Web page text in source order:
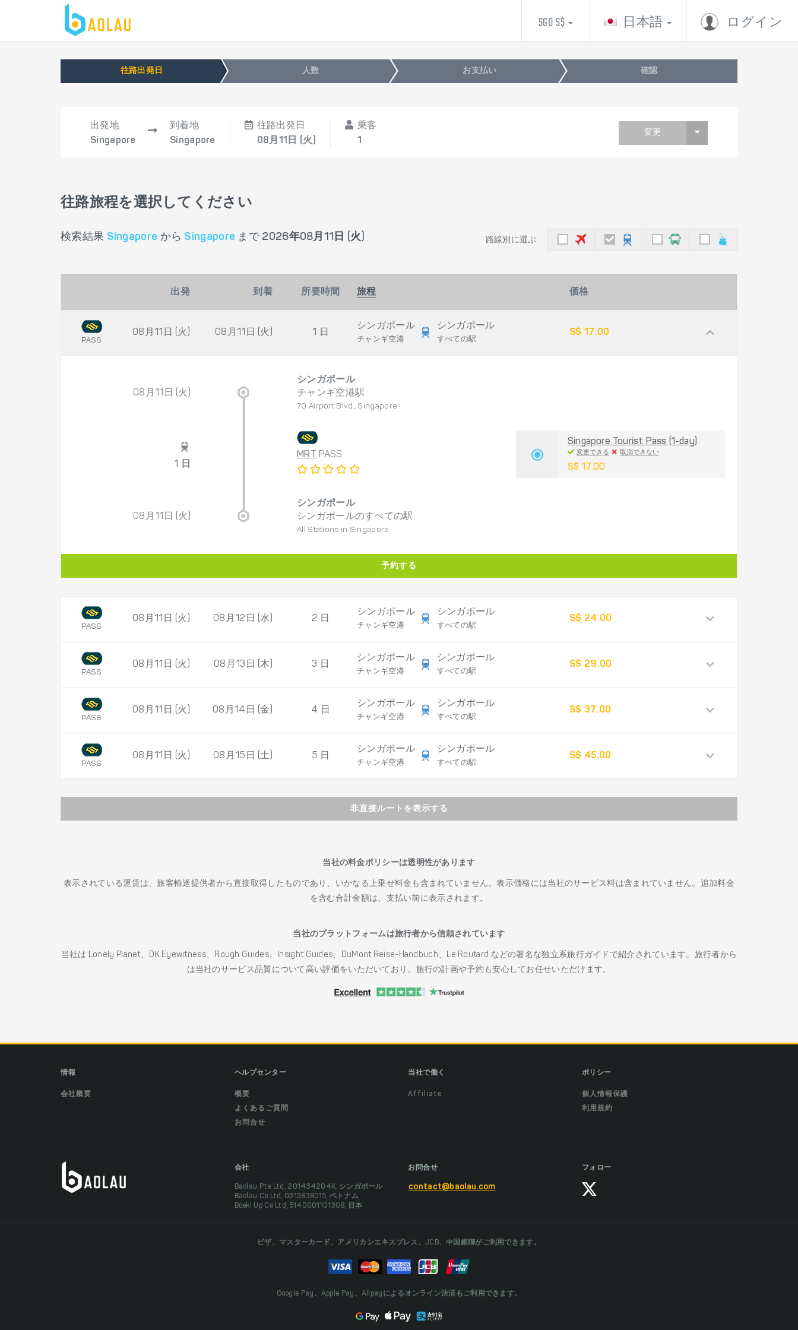
ログイン
日本語
SGD S$
往路出発日 人数 お支払い 確認
出発地
Singapore
到着地
Singapore
往路出発日
08月11日 (火)
乗客
1
変更
往路旅程を選択してください
検索結果 Singapore から Singapore まで 2026年08月11日 (火) 路線別に選ぶ
出発 到着 所要時間 旅程 価格
PASS
08月11日 (火) 08月11日 (火) 1 日
シンガポール
チャンギ空港
シンガポール
すべての駅
S$ 17.00
08月11日 (火)
シンガポール
チャンギ空港駅
70 Airport Blvd., Singapore
Singapore Tourist Pass (1-day)
変更できる 取消できない
S$ 17.00
1 日
MRT PASS
08月11日 (火)
シンガポール
シンガポールのすべての駅
All Stations in Singapore
予約する
PASS
08月11日 (火) 08月12日 (水) 2 日
シンガポール
チャンギ空港
シンガポール
すべての駅
S$ 24.00
PASS
08月11日 (火) 08月13日 (木) 3 日
シンガポール
チャンギ空港
シンガポール
すべての駅
S$ 29.00
PASS
08月11日 (火) 08月14日 (金) 4 日
シンガポール
チャンギ空港
シンガポール
すべての駅
S$ 37.00
PASS
08月11日 (火) 08月15日 (土) 5 日
シンガポール
チャンギ空港
シンガポール
すべての駅
S$ 45.00
非直接ルートを表示する
当社の料金ポリシーは透明性があります
表示されている運賃は、旅客輸送提供者から直接取得したものであり、いかなる上乗せ料金も含まれていません。表示価格には当社のサービス料は含まれていません。追加料金
を含む合計金額は、支払い前に表示されます。
当社のプラットフォームは旅行者から信頼されています
当社は Lonely Planet、DK Eyewitness、Rough Guides、Insight Guides、DuMont Reise-Handbuch、Le Routard などの著名な独立系旅行ガイドで紹介されています。旅行者から
は当社のサービス品質について高い評価をいただいており、旅行の計画や予約も安心してお任せいただけます。
情報
会社概要
ヘルプセンター
概要
よくあるご質問
お問合せ
当社で働く
Affiliate
ポリシー
個人情報保護
利用規約
会社
Baolau Pte Ltd, 201434204K, シンガポール
Baolau Co Ltd, 0313838015, ベトナム
Boeki Up Co Ltd, 5140001101308, 日本
お問合せ
contact@baolau.com
フォロー
ビザ、マスターカード、アメリカンエキスプレス、JCB、中国銀聯がご利用できます。
Google Pay、Apple Pay、Alipayによるオンライン決済もご利用できます。